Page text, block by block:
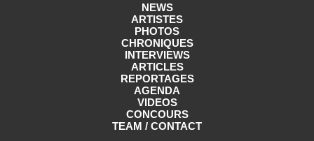
NEWS
ARTISTES
PHOTOS
CHRONIQUES
INTERVIEWS
ARTICLES
REPORTAGES
AGENDA
VIDEOS
CONCOURS
TEAM / CONTACT